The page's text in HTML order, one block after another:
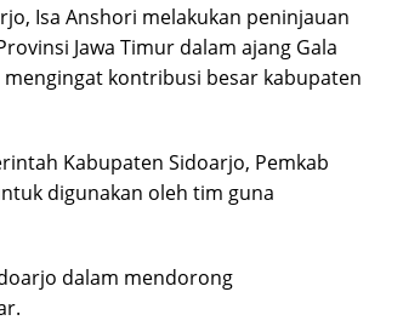
Isa Anshori melakukan peninjauan
Jawa Timur dalam ajang Gala
mengingat kontribusi besar kabupaten
Kabupaten Sidoarjo, Pemkab
digunakan oleh tim guna
dalam mendorong